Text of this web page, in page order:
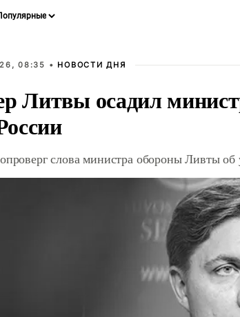
08:35 • НОВОСТИ ДНЯ
Литвы осадил
слова министра обороны Ливты об